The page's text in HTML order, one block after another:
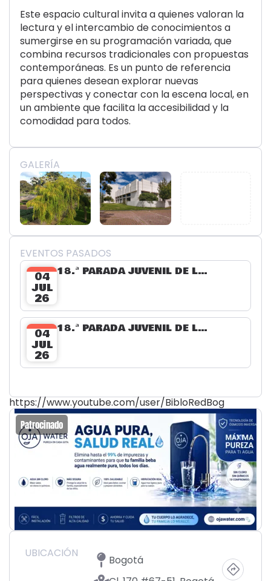
Este espacio cultural invita a quienes valoran la
lectura y el intercambio de conocimientos a
sumergirse en su programación variada, que
combina recursos tradicionales con propuestas
contemporáneas. Es un punto de referencia
para quienes desean explorar nuevas
perspectivas y conectar con la escena local, en
un ambiente que facilita la accesibilidad y la
comodidad para todos.
GALERÍA
EVENTOS PASADOS
04
JUL
26
18.ª PARADA JUVENIL DE LA LECTURA
04
JUL
26
18.ª PARADA JUVENIL DE LA LECTURA 2026
https://www.youtube.com/user/BibloRedBog
Patrocinado
UBICACIÓN
Bogotá